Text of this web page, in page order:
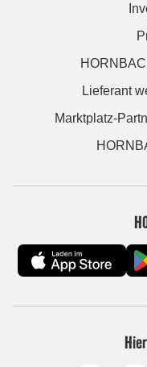
Lieferant
Marktplatz-